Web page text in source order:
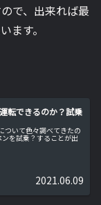
で、出来れば最
ます。
転できるのか？試乗
ついて色々調べてきたの
を試乗？することが出
2021.06.09